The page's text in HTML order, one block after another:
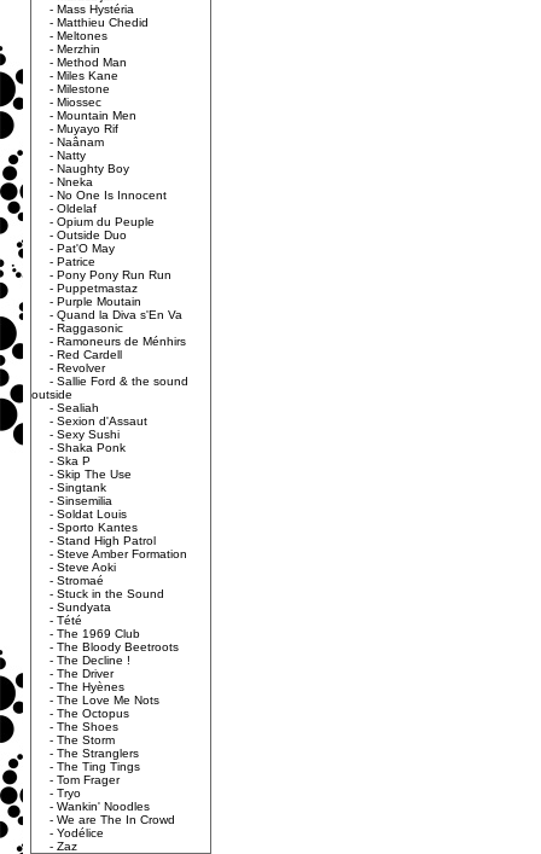
- Mass Hystéria
- Matthieu Chedid
- Meltones
- Merzhin
- Method Man
- Miles Kane
- Milestone
- Miossec
- Mountain Men
- Muyayo Rif
- Naânam
- Natty
- Naughty Boy
- Nneka
- No One Is Innocent
- Oldelaf
- Opium du Peuple
- Outside Duo
- Pat'O May
- Patrice
- Pony Pony Run Run
- Puppetmastaz
- Purple Moutain
- Quand la Diva s'En Va
- Raggasonic
- Ramoneurs de Ménhirs
- Red Cardell
- Revolver
- Sallie Ford & the sound
outside
- Sealiah
- Sexion d'Assaut
- Sexy Sushi
- Shaka Ponk
- Ska P
- Skip The Use
- Singtank
- Sinsemilia
- Soldat Louis
- Sporto Kantes
- Stand High Patrol
- Steve Amber Formation
- Steve Aoki
- Stromaé
- Stuck in the Sound
- Sundyata
- Tété
- The 1969 Club
- The Bloody Beetroots
- The Decline !
- The Driver
- The Hyènes
- The Love Me Nots
- The Octopus
- The Shoes
- The Storm
- The Stranglers
- The Ting Tings
- Tom Frager
- Tryo
- Wankin' Noodles
- We are The In Crowd
- Yodélice
- Zaz